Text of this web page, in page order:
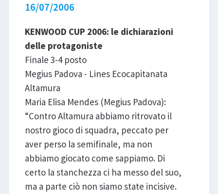
16/07/2006
KENWOOD CUP 2006: le dichiarazioni
delle protagoniste
Finale 3-4 posto
Megius Padova - Lines Ecocapitanata
Altamura
Maria Elisa Mendes (Megius Padova):
“Contro Altamura abbiamo ritrovato il
nostro gioco di squadra, peccato per
aver perso la semifinale, ma non
abbiamo giocato come sappiamo. Di
certo la stanchezza ci ha messo del suo,
ma a parte ciò non siamo state incisive.